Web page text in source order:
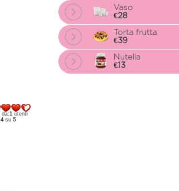
da:1utenti
su 5
Vaso
€28
Torta frutta
€39
Nutella
€13